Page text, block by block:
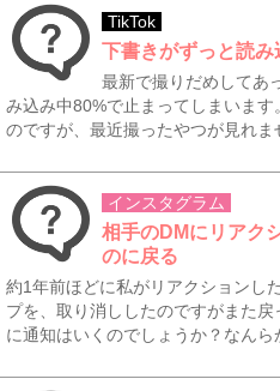
TikTok
下書きがずっと読み
最新で撮りだめしてあ
み込み中80%で止まってしまいま
のですが、最近撮ったやつが見れま
インスタグラム
相手のDMにリアク
のに戻る
約1年前ほどに私がリアクションし
プを、取り消ししたのですがまた
に通知はいくのでしょうか？なんら